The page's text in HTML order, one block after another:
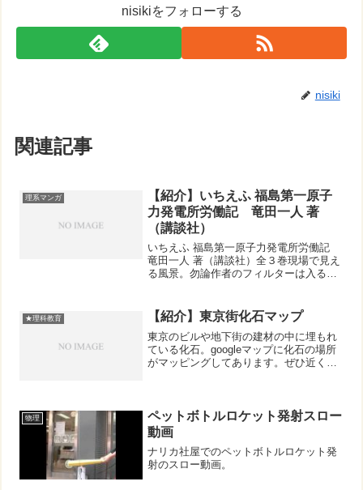
nisikiをフォローする
nisiki
関連記事
理系マンガ
【紹介】いちえふ 福島第一原子
力発電所労働記 竜田一人 著
（講談社）
いちえふ 福島第一原子力発電所労働記
竜田一人 著（講談社）全３巻現場で見え
る風景。勿論作者のフィルターは入る
くあるべし」と語るのも同じようなもの
なのかもしれません。...
★理科教育 【紹介】東京街化石マップ
東京のビルや地下街の建材の中に埋もれ
ている化石。googleマップに化石の場所
がマッピングしてあります。ぜひ近くに
物理
ペットボトルロケット発射スロー
動画
ナリカ社屋でのペットボトルロケット発
射のスロー動画。